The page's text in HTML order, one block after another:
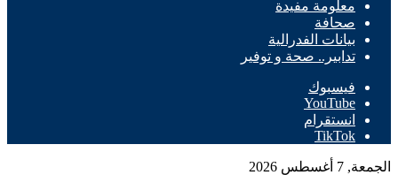
معلومة مفيدة
صحافة
بيانات الفدرالية
تدابير.. صحة و توفير
فيسبوك
‫YouTube
انستقرام
‫TikTok
الجمعة, 7 أغسطس 2026